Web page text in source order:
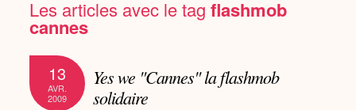
Les articles avec le tagflashmob
cannes
13
AVR.
2009
Yes we "Cannes" la flashmob
solidaire